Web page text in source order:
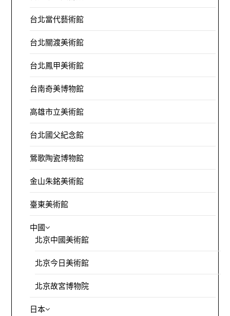
台北當代藝術館
台北關渡美術館
台北鳳甲美術館
台南奇美博物館
高雄市立美術館
台北國父紀念館
鶯歌陶瓷博物館
金山朱銘美術館
臺東美術館
中國
北京中國美術館
北京今日美術館
北京故宮博物院
日本